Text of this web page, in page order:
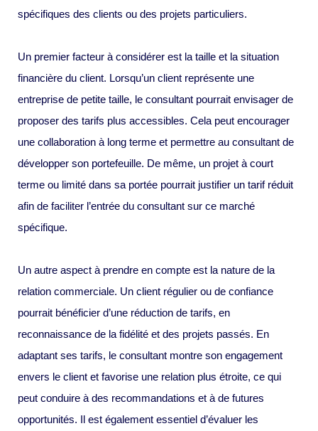
spécifiques des clients ou des projets particuliers.
Un premier facteur à considérer est la taille et la situation
financière du client. Lorsqu’un client représente une
entreprise de petite taille, le consultant pourrait envisager de
proposer des tarifs plus accessibles. Cela peut encourager
une collaboration à long terme et permettre au consultant de
développer son portefeuille. De même, un projet à court
terme ou limité dans sa portée pourrait justifier un tarif réduit
afin de faciliter l’entrée du consultant sur ce marché
spécifique.
Un autre aspect à prendre en compte est la nature de la
relation commerciale. Un client régulier ou de confiance
pourrait bénéficier d’une réduction de tarifs, en
reconnaissance de la fidélité et des projets passés. En
adaptant ses tarifs, le consultant montre son engagement
envers le client et favorise une relation plus étroite, ce qui
peut conduire à des recommandations et à de futures
opportunités. Il est également essentiel d’évaluer les